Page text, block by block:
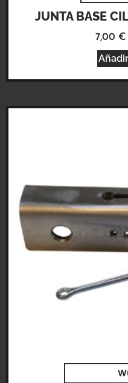
JUNTA BASE
7,00 €